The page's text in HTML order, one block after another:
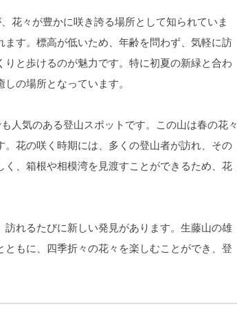
花々が豊かに咲き誇る場所として知られていま
す。標高が低いため、年齢を問わず、気軽に訪
と歩けるのが魅力です。特に初夏の新緑と合わ
の場所となっています。
人気のある登山スポットです。この山は春の花々
花の咲く時期には、多くの登山者が訪れ、その
、箱根や相模湾を見渡すことができるため、花
れるたびに新しい発見があります。生藤山の雄
もに、四季折々の花々を楽しむことができ、登